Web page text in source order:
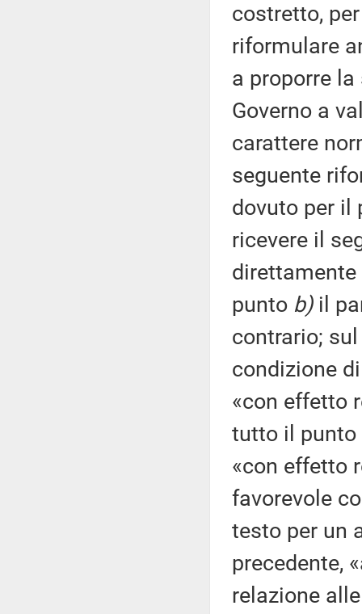
costretto,
riformulare
a proporre
Governo a
carattere
seguente
dovuto per il
ricevere il
punto b)il
contrario;
condizione
«con effetto
tutto il punto
«con effetto
favorevole
testo per un
precedente,
relazione